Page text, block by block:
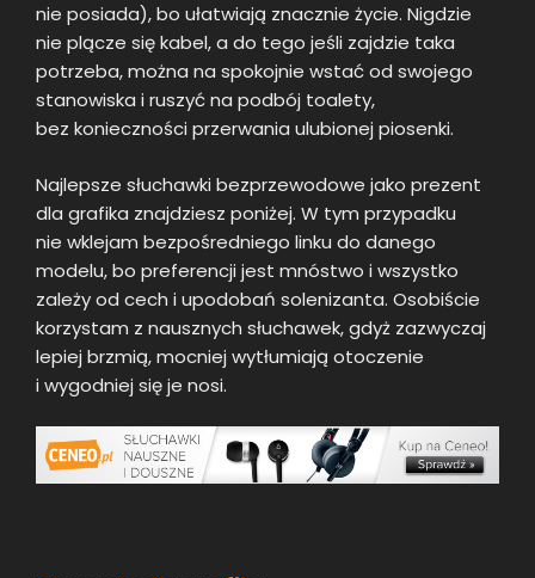
nie posiada), bo ułatwiają znacznie życie. Nigdzie
nie plącze się kabel, a do tego jeśli zajdzie taka
potrzeba, można na spokojnie wstać od swojego
stanowiska i ruszyć na podbój toalety,
bez konieczności przerwania ulubionej piosenki.
Najlepsze słuchawki bezprzewodowe jako prezent
dla grafika znajdziesz poniżej. W tym przypadku
nie wklejam bezpośredniego linku do danego
modelu, bo preferencji jest mnóstwo i wszystko
zależy od cech i upodobań solenizanta. Osobiście
korzystam z nausznych słuchawek, gdyż zazwyczaj
lepiej brzmią, mocniej wytłumiają otoczenie
i wygodniej się je nosi.